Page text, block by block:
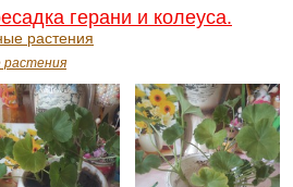
герани и колеуса.
растения
растения